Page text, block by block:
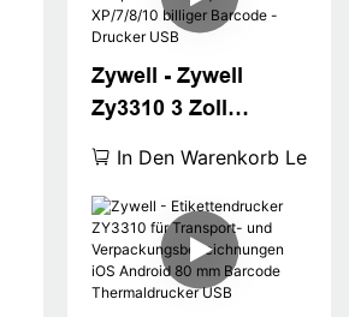
-Code -Drucker
USB+Rs
Zywell - Zywell
Zy3310 3 Zoll
Drucker kompatibel
mit Square Win
XP/7/8/10 billiger
Barcode -Drucker
USB
In Den Warenkorb Legen